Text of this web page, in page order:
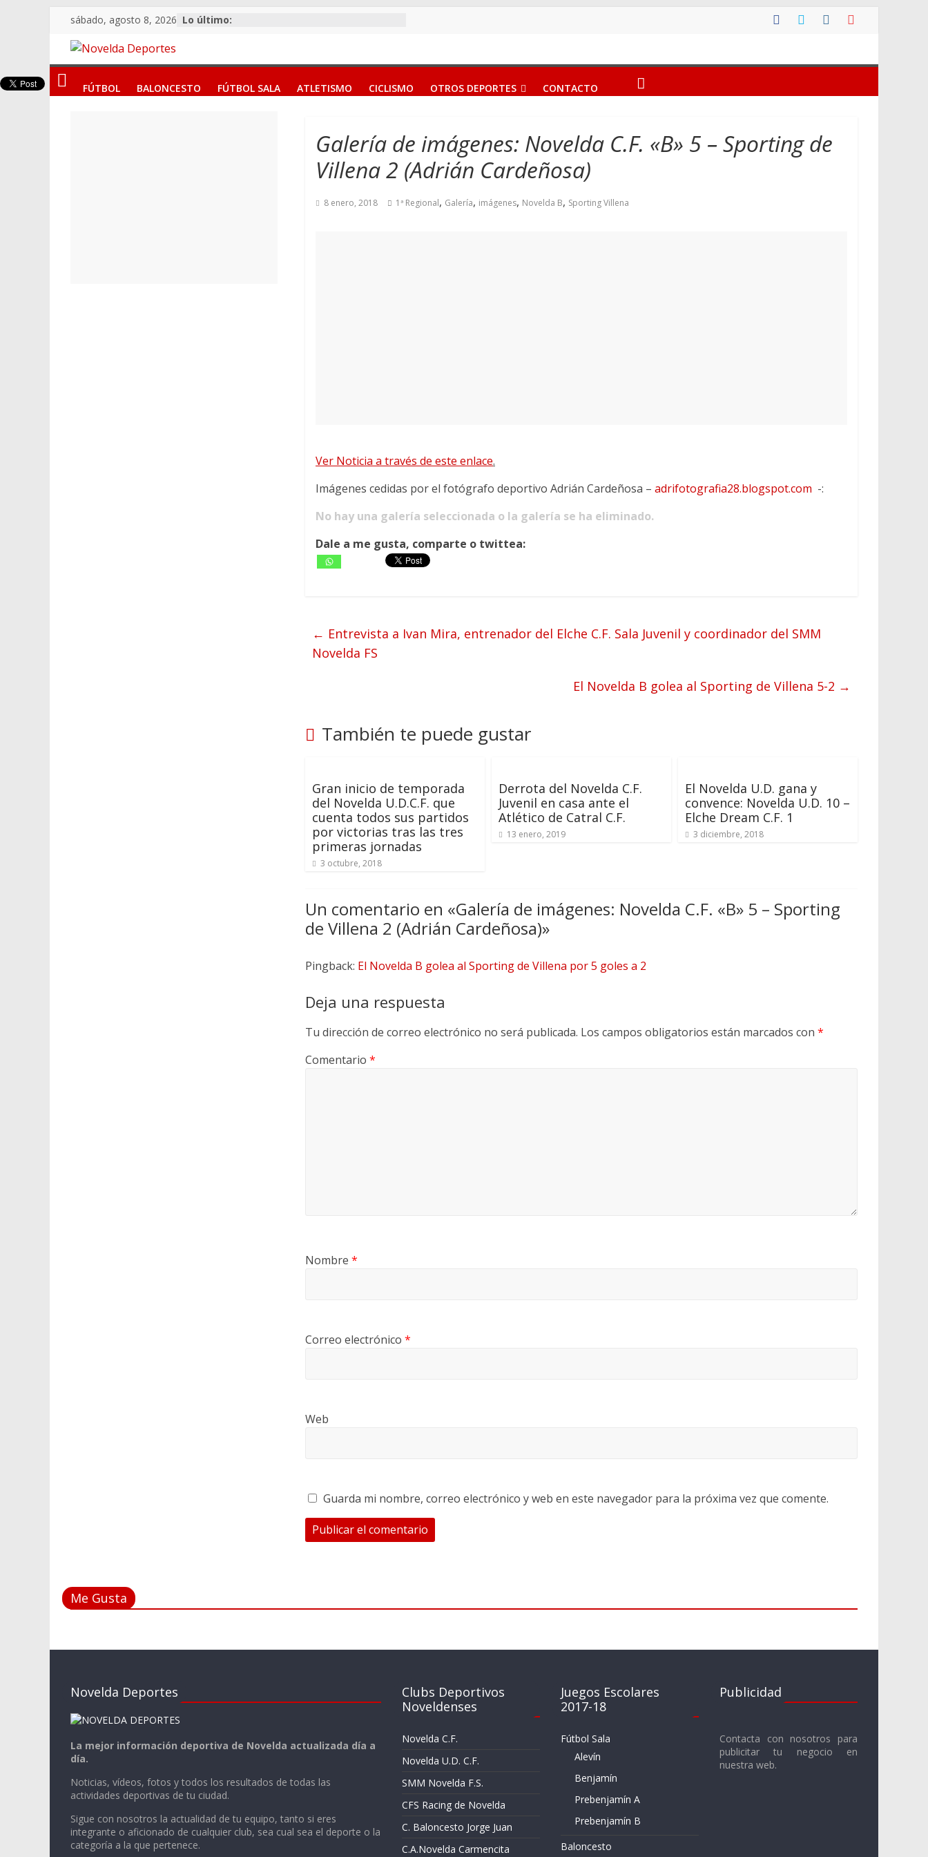
Saltar
contenido
sábado, agosto 8, 2026 Lo último:
Novelda
Deportes
FÚTBOL BALONCESTO FÚTBOL SALA ATLETISMO CICLISMO OTROS DEPORTES CONTACTO
Galería de imágenes: Novelda C.F. «B» 5 – Sporting de
Villena 2 (Adrián Cardeñosa)
8 enero, 2018 1ª Regional, Galería, imágenes, Novelda B, Sporting Villena
Ver Noticia a través de este enlace.
Imágenes cedidas por el fotógrafo deportivo Adrián Cardeñosa – adrifotografia28.blogspot.com -:
No hay una galería seleccionada o la galería se ha eliminado.
Dale a me gusta, comparte o twittea:
← Entrevista a Ivan Mira, entrenador del Elche C.F. Sala Juvenil y coordinador del SMM
Novelda FS
El Novelda B golea al Sporting de Villena 5-2 →
También te puede gustar
Gran inicio de temporada
del Novelda U.D.C.F. que
cuenta todos sus partidos
por victorias tras las tres
primeras jornadas
3 octubre, 2018
Derrota del Novelda C.F.
Juvenil en casa ante el
Atlético de Catral C.F.
13 enero, 2019
El Novelda U.D. gana y
convence: Novelda U.D. 10 –
Elche Dream C.F. 1
3 diciembre, 2018
Un comentario en «Galería de imágenes: Novelda C.F. «B» 5 – Sporting
de Villena 2 (Adrián Cardeñosa)»
Pingback: El Novelda B golea al Sporting de Villena por 5 goles a 2
Deja una respuesta
Tu dirección de correo electrónico no será publicada. Los campos obligatorios están marcados con *
Comentario *
Nombre *
Correo electrónico *
Web
Guarda mi nombre, correo electrónico y web en este navegador para la próxima vez que comente.
Me Gusta
Novelda Deportes
La mejor información deportiva de Novelda actualizada día a
día.
Noticias, vídeos, fotos y todos los resultados de todas las
actividades deportivas de tu ciudad.
Sigue con nosotros la actualidad de tu equipo, tanto si eres
integrante o aficionado de cualquier club, sea cual sea el deporte o la
categoría a la que pertenece.
Clubs Deportivos
Noveldenses
Novelda C.F.
Novelda U.D. C.F.
SMM Novelda F.S.
CFS Racing de Novelda
C. Baloncesto Jorge Juan
C.A.Novelda Carmencita
Juegos Escolares
2017-18
Fútbol Sala
Alevín
Benjamín
Prebenjamín A
Prebenjamín B
Baloncesto
Publicidad
Contacta con nosotros para
publicitar tu negocio en
nuestra web.